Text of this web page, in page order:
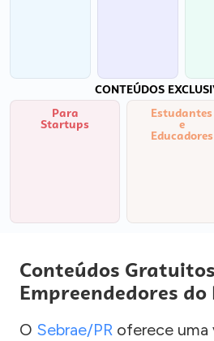
CONTEÚDOS
Para
Startups
Estudantes
e
Educadores
Conteúdos
Empreendedores do
O Sebrae/PR oferece uma